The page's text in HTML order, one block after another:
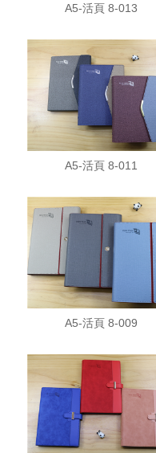
A5-活頁 8-013
A5-活頁 8-011
A5-活頁 8-009